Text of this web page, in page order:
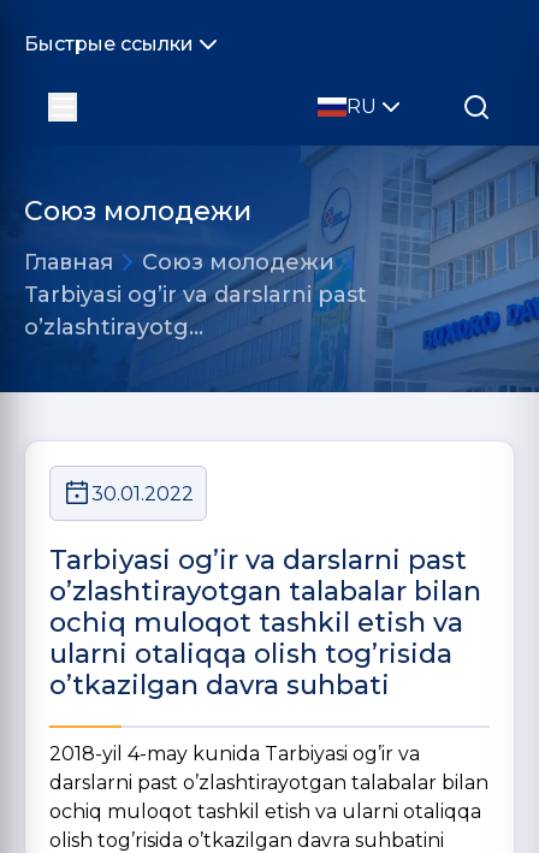
Быстрые ссылки
RU
Союз молодежи
Главная
Союз молодежи
Tarbiyasi og’ir va darslarni past
o’zlashtirayotg…
30.01.2022
Tarbiyasi og’ir va darslarni past
o’zlashtirayotgan talabalar bilan
ochiq muloqot tashkil etish va
ularni otaliqqa olish tog’risida
o’tkazilgan davra suhbati
2018-yil 4-may kunida Tarbiyasi og’ir va
darslarni past o’zlashtirayotgan talabalar bilan
ochiq muloqot tashkil etish va ularni otaliqqa
olish tog’risida o’tkazilgan davra suhbatini